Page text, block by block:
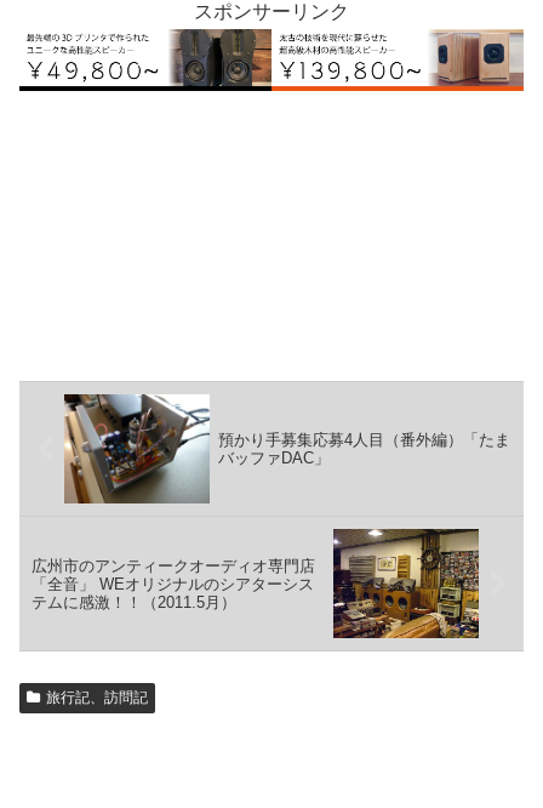
スポンサーリンク
預かり手募集応募4人目（番外編）「たま
バッファDAC」
広州市のアンティークオーディオ専門店
「全音」 WEオリジナルのシアターシス
テムに感激！！（2011.5月）
旅行記、訪問記